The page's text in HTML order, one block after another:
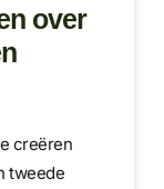
over
creëren
tweede